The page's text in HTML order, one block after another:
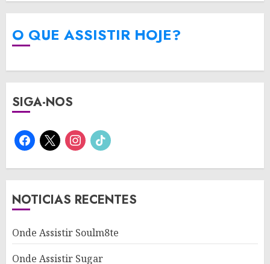
O QUE ASSISTIR HOJE?
SIGA-NOS
facebook
x instagram
tiktok
NOTICIAS RECENTES
Onde Assistir Soulm8te
Onde Assistir Sugar